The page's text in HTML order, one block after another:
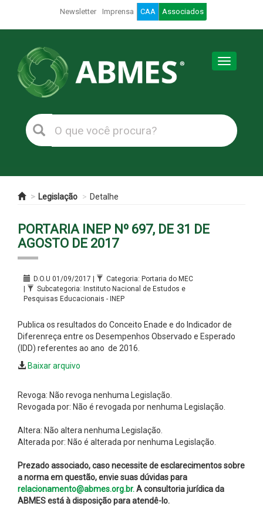
Newsletter Imprensa CAA Associados
Toggle
Legislação Detalhe
PORTARIA INEP Nº 697, DE 31 DE
AGOSTO DE 2017
D.O.U 01/09/2017 |
Categoria: Portaria do MEC
|
Subcategoria: Instituto Nacional de Estudos e
Pesquisas Educacionais - INEP
Publica os resultados do Conceito Enade e do Indicador de
Diferenreça entre os Desempenhos Observado e Esperado
(IDD) referentes ao ano de 2016.
Baixar arquivo
Revoga: Não revoga nenhuma Legislação.
Revogada por: Não é revogada por nenhuma Legislação.
Altera: Não altera nenhuma Legislação.
Alterada por: Não é alterada por nenhuma Legislação.
Prezado associado, caso necessite de esclarecimentos sobre
a norma em questão, envie suas dúvidas para
relacionamento@abmes.org.br.A consultoria jurídica da
ABMES está à disposição para atendê-lo.